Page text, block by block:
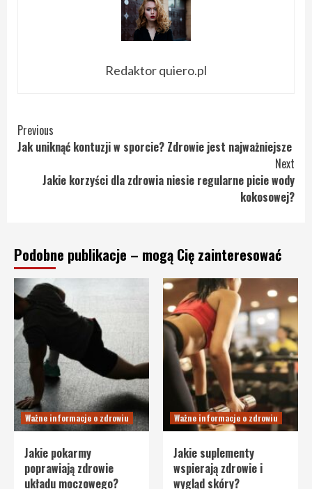
Redaktor quiero.pl
Continue
Reading
Previous
Jak uniknąć kontuzji w sporcie? Zdrowie jest najważniejsze
Next
Jakie korzyści dla zdrowia niesie regularne picie wody
kokosowej?
Podobne publikacje – mogą Cię zainteresować
Ważne informacje o zdrowiu
Jakie pokarmy
poprawiają zdrowie
układu moczowego?
Ważne informacje o zdrowiu
Jakie suplementy
wspierają zdrowie i
wygląd skóry?